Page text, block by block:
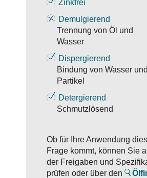
Zinkfrei
Demulgierend
Trennung von Öl und
Wasser
Dispergierend
Bindung von Wasser und
Partikel
Detergierend
Schmutzlösend
Ob für Ihre Anwendung
Frage kommt, können Sie
der Freigaben und
prüfen oder über den